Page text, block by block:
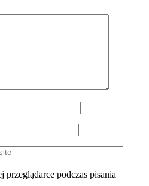
przeglądarce podczas pisania